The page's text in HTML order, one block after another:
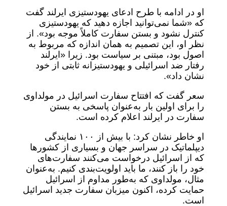
او در ادامه با طرح ادعای یهودستیزی ایرلند گفت
که «شما نمی‌توانید اجازه دهید که یهودستیزی
کنترل نشود و بستن سفارت کاملاً موجه بود». از
نظر او، این تصمیم به همان اندازه که مربوط به
اصول بود، مبتنی بر سیاست بود. زیرا «ایرلند
رفتار ضد اسرائیلی و یهودستیزانه ثابتی از خود
نشان داد».
سعر گفت که افتتاح سفارت اسرائیل در مولداوی
را برای اولین بار به‌عنوان پاسخی به بستن
سفارت در ایرلند اعلام کرده است.
او خاطر نشان کرد: با بیش از ۱۰۰ نمایندگی
دیپلماتیک در سراسر جهان و بسیاری از کشورها
که از اسرائیل درخواست می‌کنند سفارت‌های
خود را باز کنند، ما باید اولویت‌بندی کنیم. به‌عنوان
مثال، مولداوی که به‌طور مداوم از اسرائیل
حمایت کرده، اکنون میزبان سفارت جدید اسرائیل
است.